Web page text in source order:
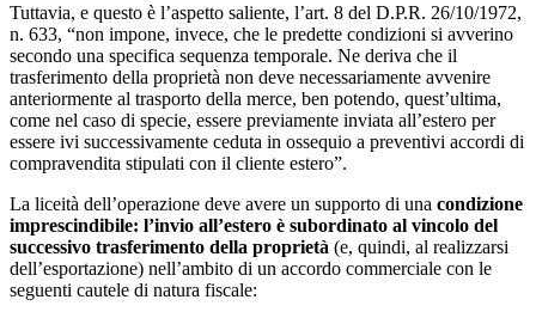
Tuttavia, e questo è l’aspetto saliente, l’art. 8 del D.P.R. 26/10/1972,
n. 633, “non impone, invece, che le predette condizioni si avverino
secondo una specifica sequenza temporale. Ne deriva che il
trasferimento della proprietà non deve necessariamente avvenire
anteriormente al trasporto della merce, ben potendo, quest’ultima,
come nel caso di specie, essere previamente inviata all’estero per
essere ivi successivamente ceduta in ossequio a preventivi accordi di
compravendita stipulati con il cliente estero”.
La liceità dell’operazione deve avere un supporto di una condizione
imprescindibile: l’invio all’estero è subordinato al vincolo del
successivo trasferimento della proprietà (e, quindi, al realizzarsi
dell’esportazione) nell’ambito di un accordo commerciale con le
seguenti cautele di natura fiscale: